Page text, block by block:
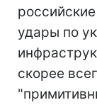
удары по
скорее